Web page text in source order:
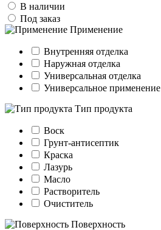
В наличии
Под заказ
Применение
Внутренняя отделка
Наружная отделка
Универсальная отделка
Универсальное применение
Тип продукта
Воск
Грунт-антисептик
Краска
Лазурь
Масло
Растворитель
Очиститель
Поверхность